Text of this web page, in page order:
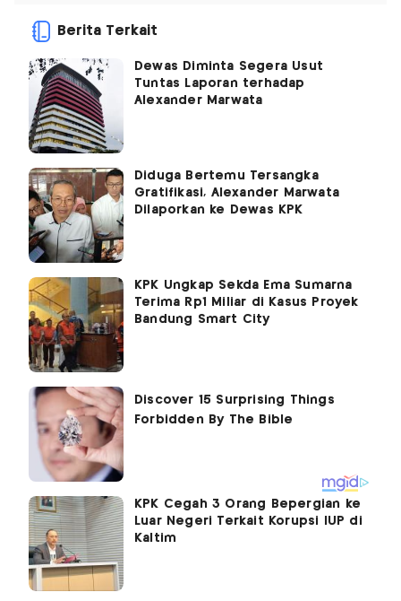
Berita Terkait
Dewas Diminta Segera Usut
Tuntas Laporan terhadap
Alexander Marwata
Diduga Bertemu Tersangka
Gratifikasi, Alexander Marwata
Dilaporkan ke Dewas KPK
KPK Ungkap Sekda Ema Sumarna
Terima Rp1 Miliar di Kasus Proyek
Bandung Smart City
KPK Cegah 3 Orang Bepergian ke
Luar Negeri Terkait Korupsi IUP di
Kaltim